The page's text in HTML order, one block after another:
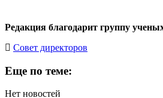
Редакция благодарит группу
Cовет директоров
Еще по теме:
Нет новостей